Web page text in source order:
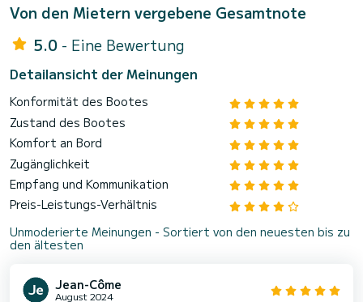
Von den Mietern vergebene Gesamtnote
5.0 - Eine Bewertung
Detailansicht der Meinungen
Konformität des Bootes
Zustand des Bootes
Komfort an Bord
Zugänglichkeit
Empfang und Kommunikation
Preis-Leistungs-Verhältnis
Unmoderierte Meinungen - Sortiert von den neuesten bis zu
den ältesten
Jean-Côme
August 2024